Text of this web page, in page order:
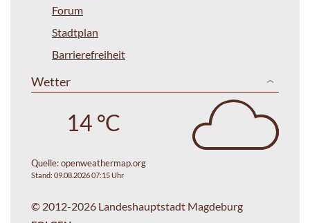
Forum
Stadtplan
Barrierefreiheit
Wetter
14 °C
Quelle:openweathermap.org
Stand: 09.08.2026 07:15 Uhr
© 2012-2026 Landeshauptstadt Magdeburg